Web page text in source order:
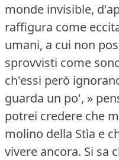
monde invisible,
raffigura come
umani, a cui non
sprovvisti come
ch'essi però
guarda un po', »
potrei credere che
molino della Stìa e
vivere ancora. Si sa